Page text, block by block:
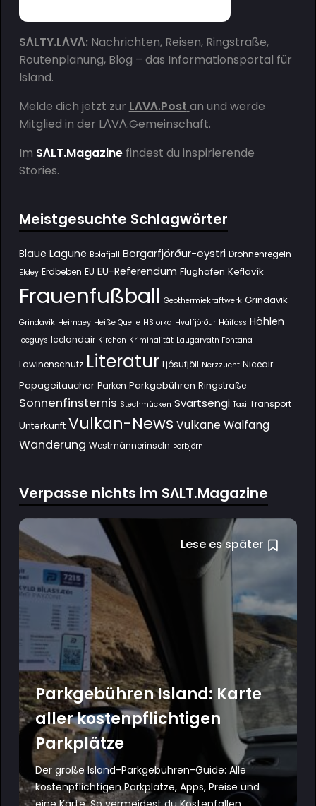
SΛLTY.LΛVΛ:Nachrichten, Reisen, Ringstraße,
Routenplanung, Blog – das Informationsportal für
Island.
Melde dich jetzt zur LΛVΛ.Post an und werde
Mitglied in der LΛVΛ.Gemeinschaft.
Im SΛLT.Magazine findest du inspirierende
Stories.
Meistgesuchte Schlagwörter
Blaue Lagune Bolafjall Borgarfjörður-eystri Drohnenregeln
Eldey Erdbeben EU EU-Referendum Flughafen Keflavík
Frauenfußball Geothermiekraftwerk Grindavik
Grindavík Heimaey Heiße Quelle HS orka Hvalfjörður Háifoss Höhlen
Iceguys Icelandair Kirchen Kriminalität Laugarvatn Fontana
Lawinenschutz Literatur Ljósufjöll Nerzzucht Niceair
Papageitaucher Parken Parkgebühren Ringstraße
Sonnenfinsternis Stechmücken Svartsengi Taxi Transport
Unterkunft Vulkan-News Vulkane Walfang
Wanderung Westmännerinseln Þorbjörn
Verpasse nichts im SΛLT.Magazine
Lese es später
Parkgebühren Island: Karte
aller kostenpflichtigen
Parkplätze
Der große Island-Parkgebühren-Guide: Alle
kostenpflichtigen Parkplätze, Apps, Preise und